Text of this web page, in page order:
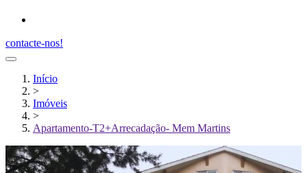
contacte-nos!
Início
>
Imóveis
>
Apartamento-T2+Arrecadação- Mem Martins